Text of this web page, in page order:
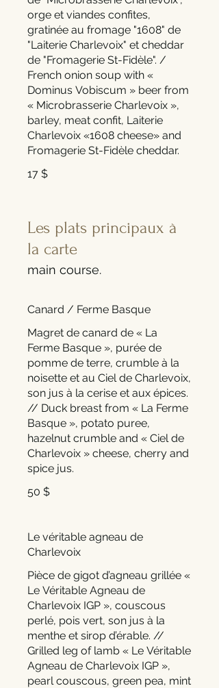
orge et viandes confites,
gratinée au fromage "1608" de
"Laiterie Charlevoix" et cheddar
de "Fromagerie St-Fidèle". /
French onion soup with «
Dominus Vobiscum » beer from
« Microbrasserie Charlevoix »,
barley, meat confit, Laiterie
Charlevoix «1608 cheese» and
Fromagerie St-Fidèle cheddar.
17 $
Les plats principaux à
la carte
main course.
Canard / Ferme Basque
Magret de canard de « La
Ferme Basque », purée de
pomme de terre, crumble à la
noisette et au Ciel de Charlevoix,
son jus à la cerise et aux épices.
// Duck breast from « La Ferme
Basque », potato puree,
hazelnut crumble and « Ciel de
Charlevoix » cheese, cherry and
spice jus.
50 $
Le véritable agneau de
Charlevoix
Pièce de gigot d’agneau grillée «
Le Véritable Agneau de
Charlevoix IGP », couscous
perlé, pois vert, son jus à la
menthe et sirop d’érable. //
Grilled leg of lamb « Le Véritable
Agneau de Charlevoix IGP »,
pearl couscous, green pea, mint